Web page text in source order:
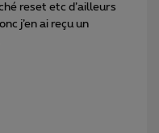
reset etc d’ailleurs
j’en ai reçu un